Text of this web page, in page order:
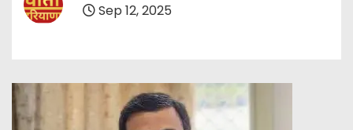
Sep 12, 2025